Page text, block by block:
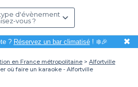
d'évènement
vous ?
? Réservez un bar climatisé! ❄️🎉 ✖
en France métropolitaine
Alfortville
où faire un karaoke - Alfortville